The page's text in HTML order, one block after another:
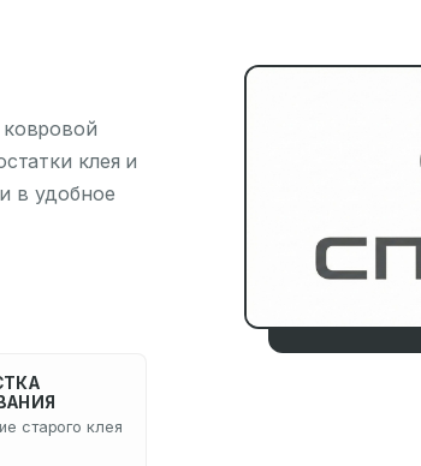
клея и
в удобное
старого клея